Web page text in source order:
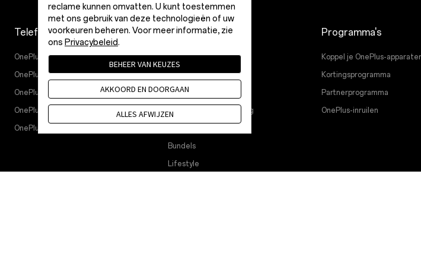
Telefoons
OnePlus 15
OnePlus 15R
OnePlus 13
OnePlus Nord 5
OnePlus Nord CE5
Accessoires
Tablet
Wearables
Audio
Hoesjes en bescherming
Bundels
Lifestyle
Programma's
Koppel je OnePlus-
Kortingsprogramma
Partnerprogramma
OnePlus-inruilen
reclame kunnen omvatten. U kunt toestemmen
met ons gebruik van deze technologieën of uw
voorkeuren beheren. Voor meer informatie, zie
ons Privacybeleid.
BEHEER VAN KEUZES
AKKOORD EN DOORGAAN
ALLES AFWIJZEN